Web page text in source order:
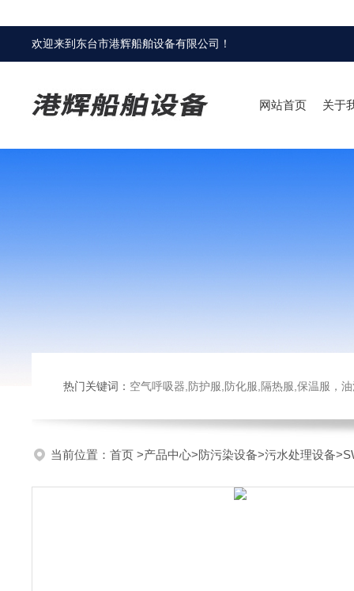
欢迎来到 东台市港辉船舶设备有限公司 ！
网站首页 关于
热门关键词： 空气呼吸器,防护服,防化服,隔热服,保温服，
当前位置： 首页 >产品中心>防污染设备>污水处理设备